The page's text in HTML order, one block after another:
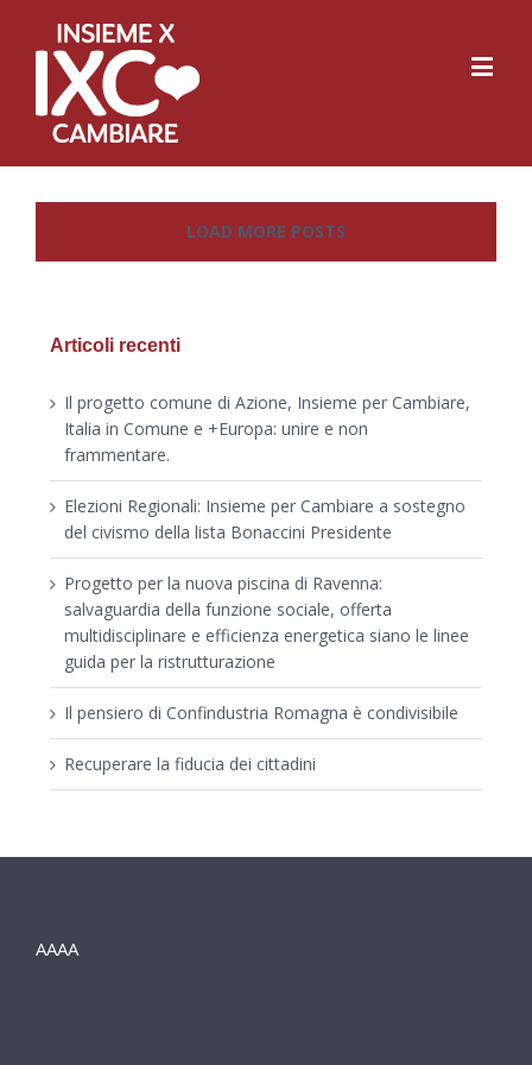
LOAD MORE POSTS
Articoli recenti
Il progetto comune di Azione, Insieme per Cambiare,
Italia in Comune e +Europa: unire e non
frammentare.
Elezioni Regionali: Insieme per Cambiare a sostegno
del civismo della lista Bonaccini Presidente
Progetto per la nuova piscina di Ravenna:
salvaguardia della funzione sociale, offerta
multidisciplinare e efficienza energetica siano le linee
guida per la ristrutturazione
Il pensiero di Confindustria Romagna è condivisibile
Recuperare la fiducia dei cittadini
AAAA